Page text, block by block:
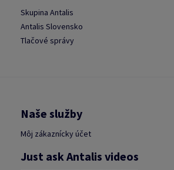
Skupina Antalis
Antalis Slovensko
Tlačové správy
Naše služby
Môj zákaznícky účet
Just ask Antalis videos